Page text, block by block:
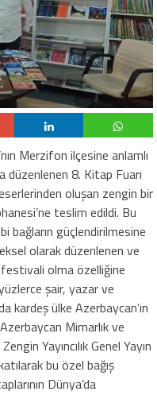
Merzifon ilçesine anlamlı
düzenlenen 8. Kitap Fuarı
oluşan zengin bir
teslim edildi. Bu
bağların güçlendirilmesine
olarak düzenlenen ve
olma özelliğine
şair, yazar ve
kardeş ülke Azerbaycan’ın
Mimarlık ve
Yayıncılık Genel Yayın
bu özel bağış
Dünya’da